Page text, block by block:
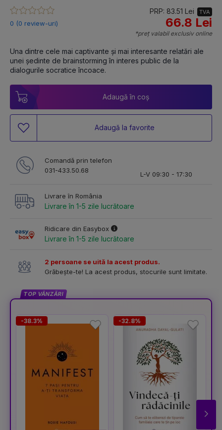
0 (0 review-uri)
PRP: 83.51 Lei TVA
66.8 Lei
*preț valabil exclusiv online
Una dintre cele mai captivante și mai interesante relatări ale
unei ședinte de brainstorming în interes public de la
dialogurile socratice încoace.
Adaugă în coș
Adaugă la favorite
Comandă prin telefon
031-433.50.68
L-V 09:30 - 17:30
Livrare în România
Livrare în 1-5 zile lucrătoare
Ridicare din Easybox
Livrare în 1-5 zile lucrătoare
2 persoane se uită la acest produs.
Grăbește-te! La acest produs, stocurile sunt limitate.
TOP VÂNZĂRI
-38.3% -32.8%